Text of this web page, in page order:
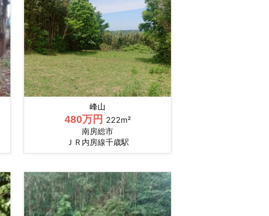
峰山
480万円 222m²
南房総市
ＪＲ内房線千歳駅